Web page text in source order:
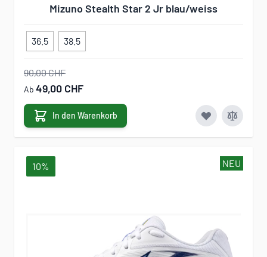
Mizuno Stealth Star 2 Jr blau/weiss
36.5 38.5
90,00 CHF
Ab 49,00 CHF
In den Warenkorb
NEU
10%